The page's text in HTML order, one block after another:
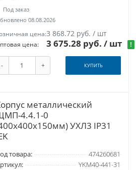
Под заказ
08.08.2026
цена:3 868.72 руб. / шт
цена: 3 675.28 руб./ шт !
- + КУПИТЬ
металлический
4.4.1-0
УХЛ3 IP31
товара:
474260681
YKM40-441-31